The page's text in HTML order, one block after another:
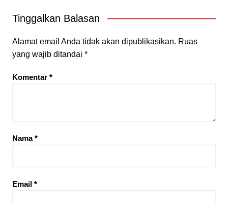
Tinggalkan Balasan
Alamat email Anda tidak akan dipublikasikan. Ruas
yang wajib ditandai *
Komentar *
Nama*
Email *